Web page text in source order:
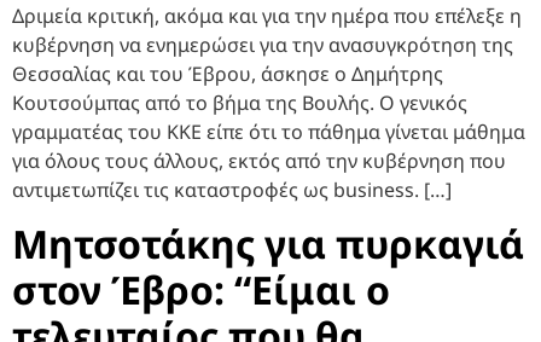
Δριμεία κριτική, ακόμα και για την ημέρα που επέλεξε η
κυβέρνηση να ενημερώσει για την ανασυγκρότηση της
Θεσσαλίας και του Έβρου, άσκησε ο Δημήτρης
Κουτσούμπας από το βήμα της Βουλής. Ο γενικός
γραμματέας του ΚΚΕ είπε ότι το πάθημα γίνεται μάθημα
για όλους τους άλλους, εκτός από την κυβέρνηση που
αντιμετωπίζει τις καταστροφές ως business. […]
Μητσοτάκης για πυρκαγιά
στον Έβρο: “Είμαι ο